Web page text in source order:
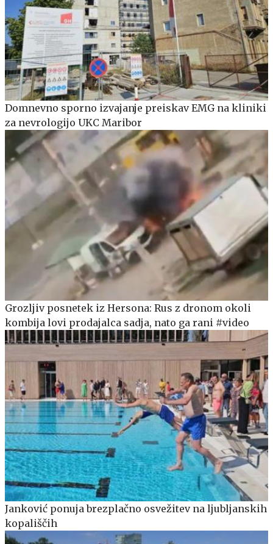
Domnevno sporno izvajanje preiskav EMG na kliniki
za nevrologijo UKC Maribor
Grozljiv posnetek iz Hersona: Rus z dronom okoli
kombija lovi prodajalca sadja, nato ga rani #video
Janković ponuja brezplačno osvežitev na ljubljanskih
kopališčih